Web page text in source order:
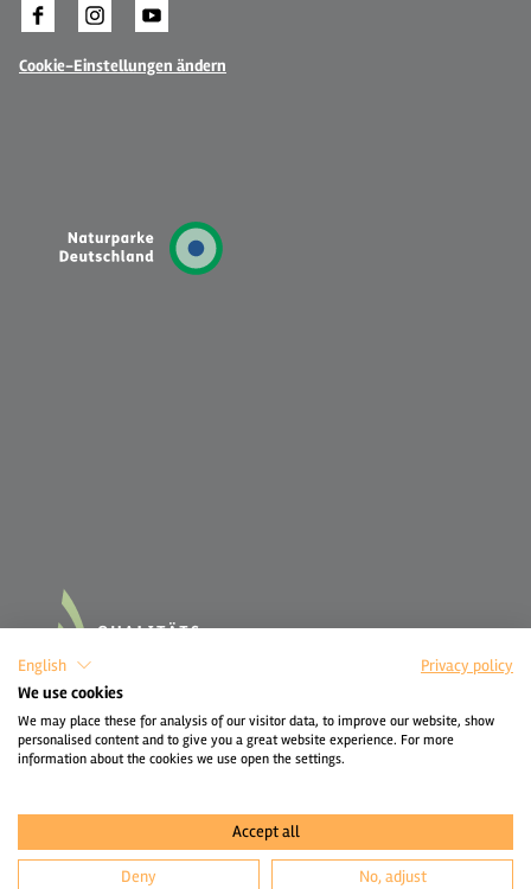
Cookie-Einstellungen ändern
English
Privacy policy
We use cookies
We may place these for analysis of our visitor data, to improve our website, show
personalised content and to give you a great website experience. For more
information about the cookies we use open the settings.
Accept all
Deny No, adjust